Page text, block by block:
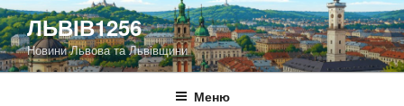
Перейти
до
вмісту
ЛЬВІВ1256
Новини Львова та Львівщини
Меню